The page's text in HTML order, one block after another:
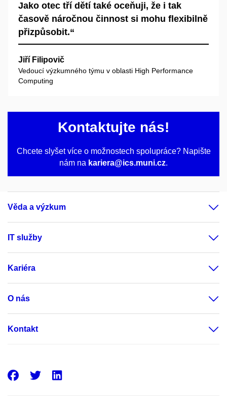
Jako otec tří dětí také oceňuji, že i tak
časově náročnou činnost si mohu flexibilně
přizpůsobit.“
Jiří Filipovič
Vedoucí výzkumného týmu v oblasti High Performance
Computing
Kontaktujte nás!
Chcete slyšet více o možnostech spolupráce? Napište
nám na kariera@ics.muni.cz.
Věda a výzkum
IT služby
Kariéra
O nás
Kontakt
Facebook
Twitter